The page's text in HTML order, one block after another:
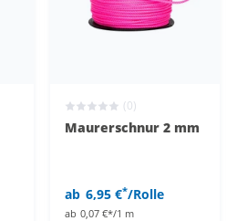
(0)
Maurerschnur 2 mm
ab 6,95 €*/Rolle
ab 0,07 €*/1 m